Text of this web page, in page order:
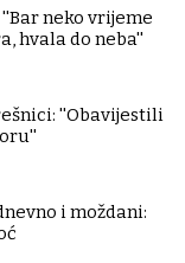
neko vrijeme
hvala do neba''
''Obavijestili
i moždani: